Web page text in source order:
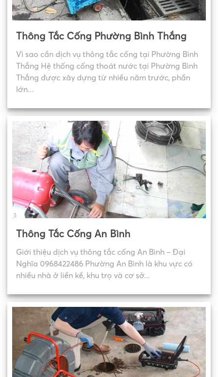
Thông Tắc Cống Phường Bình Thắng
Vì sao cần dịch vụ thông tắc cống tại Phường Bình
Thắng Hệ thống cống thoát nước tại Phường Bình
Thắng được xây dựng từ nhiều năm trước, phần
lớn...
Thông Tắc Cống An Bình
Giới thiệu dịch vụ thông tắc cống An Bình – Đại
Nghĩa 0968422486 Phường An Bình là khu vực có
nhiều nhà ở liền kề, khu trọ và cơ sở...